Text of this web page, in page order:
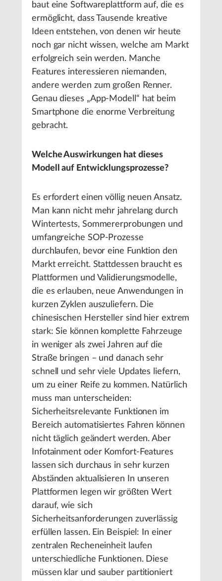
baut eine Softwareplattform auf, die es
ermöglicht, dass Tausende kreative
Ideen entstehen, von denen wir heute
noch gar nicht wissen, welche am Markt
erfolgreich sein werden. Manche
Features interessieren niemanden,
andere werden zum großen Renner.
Genau dieses „App-Modell“ hat beim
Smartphone die enorme Verbreitung
gebracht.
Welche Auswirkungen hat dieses
Modell auf Entwicklungsprozesse?
Es erfordert einen völlig neuen Ansatz.
Man kann nicht mehr jahrelang durch
Wintertests, Sommererprobungen und
umfangreiche SOP-Prozesse
durchlaufen, bevor eine Funktion den
Markt erreicht. Stattdessen braucht es
Plattformen und Validierungsmodelle,
die es erlauben, neue Anwendungen in
kurzen Zyklen auszuliefern. Die
chinesischen Hersteller sind hier extrem
stark: Sie können komplette Fahrzeuge
in weniger als zwei Jahren auf die
Straße bringen – und danach sehr
schnell und sehr viele Updates liefern,
um zu einer Reife zu kommen. Natürlich
muss man unterscheiden:
Sicherheitsrelevante Funktionen im
Bereich automatisiertes Fahren können
nicht täglich geändert werden. Aber
Infotainment oder Komfort-Features
lassen sich durchaus in sehr kurzen
Abständen aktualisieren In unseren
Plattformen legen wir größten Wert
darauf, wie sich
Sicherheitsanforderungen zuverlässig
erfüllen lassen. Ein Beispiel: In einer
zentralen Recheneinheit laufen
unterschiedliche Funktionen. Diese
müssen klar und sauber partitioniert